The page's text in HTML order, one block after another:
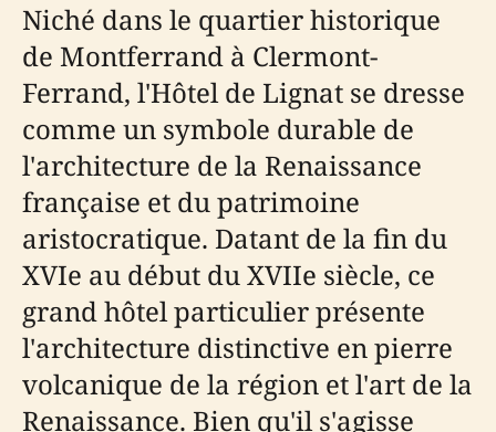
Niché dans le quartier historique
de Montferrand à Clermont-
Ferrand, l'Hôtel de Lignat se dresse
comme un symbole durable de
l'architecture de la Renaissance
française et du patrimoine
aristocratique. Datant de la fin du
XVIe au début du XVIIe siècle, ce
grand hôtel particulier présente
l'architecture distinctive en pierre
volcanique de la région et l'art de la
Renaissance. Bien qu'il s'agisse